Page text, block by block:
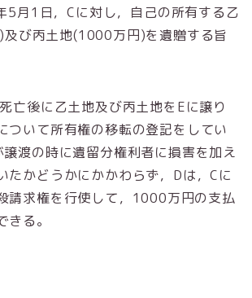
5月1日，Cに対し，自己の所有する乙
び丙土地(1000万円)を遺贈する旨
亡後に乙土地及び丙土地をEに譲り
ついて所有権の移転の登記をしてい
渡の時に遺留分権利者に損害を加え
たかどうかにかかわらず，Dは，Cに
請求権を行使して，1000万円の支払
る。